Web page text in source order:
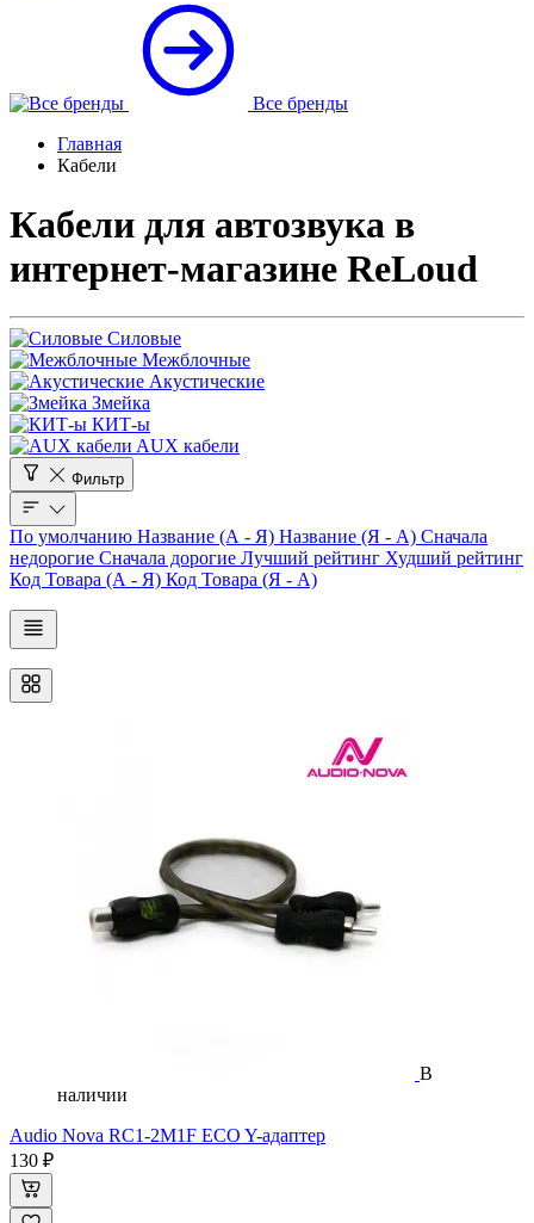
Все бренды
Главная
Кабели
Кабели для автозвука в
интернет-магазине ReLoud
Силовые
Межблочные
Акустические
Змейка
КИТ-ы
AUX кабели
Фильтр
По умолчанию Название (А - Я) Название (Я - А) Сначала
недорогие Сначала дорогие Лучший рейтинг Худший рейтинг
Код Товара (А - Я) Код Товара (Я - А)
В
наличии
Audio Nova RC1-2M1F ECO Y-адаптер
130 ₽